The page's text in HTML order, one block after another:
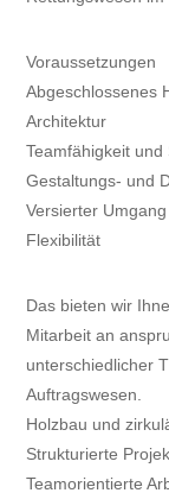
Voraussetzungen
Abgeschlossenes
Architektur
Teamfähigkeit
Gestaltungs- und
Versierter
Flexibilität
Das bieten wir
Mitarbeit an
unterschiedlicher
Auftragswesen.
Holzbau und
Strukturierte
Teamorientierte